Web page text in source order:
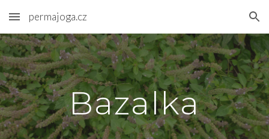
Skip to main content Skip to navigation
permajoga.cz
Bazalka